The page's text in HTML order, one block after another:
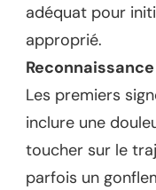
adéquat pour
approprié.
Les premiers
inclure une
toucher sur le
parfois un